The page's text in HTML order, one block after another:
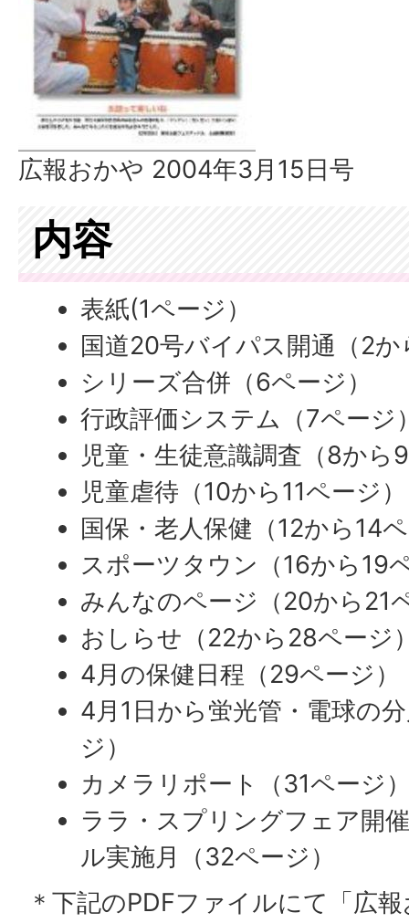
広報おかや 2004年3月15日号
内容
表紙(1ページ）
国道20号バイパス開通（2
シリーズ合併（6ページ）
行政評価システム（7ページ
児童・生徒意識調査（8から
児童虐待（10から11ページ）
国保・老人保健（12から14
スポーツタウン（16から19
みんなのページ（20から21
おしらせ（22から28ページ
4月の保健日程（29ページ）
4月1日から蛍光管・電球の
ジ）
カメラリポート（31ページ
ララ・スプリングフェア開
ル実施月（32ページ）
＊下記のPDFファイルにて「広